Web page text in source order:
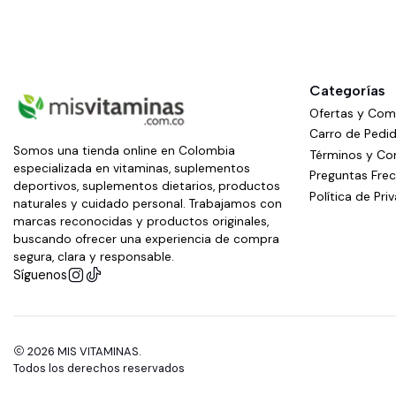
Somos una tienda online en Colombia
especializada en vitaminas, suplementos
deportivos, suplementos dietarios, productos
naturales y cuidado personal. Trabajamos con
marcas reconocidas y productos originales,
buscando ofrecer una experiencia de compra
segura, clara y responsable.
Síguenos
Categorías
Ofertas y
Carro de
Términos y
Preguntas
Política de
2026 MIS VITAMINAS.
Todos los derechos reservados